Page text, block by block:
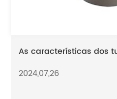
As características dos
2024,07,26